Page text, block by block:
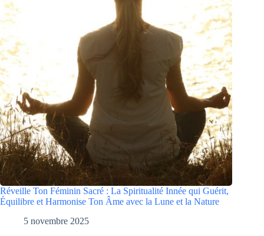
Réveille Ton Féminin Sacré : La Spiritualité Innée qui Guérit,
Équilibre et Harmonise Ton Âme avec la Lune et la Nature
5 novembre 2025